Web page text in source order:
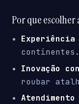
Por que escolher
continentes.
Inovação
roubar